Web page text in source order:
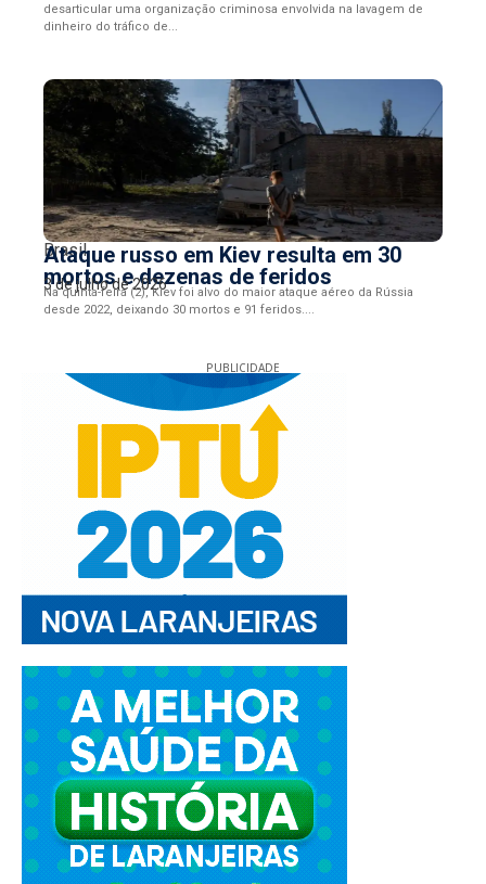
desarticular uma organização criminosa envolvida na lavagem de
dinheiro do tráfico de...
Brasil
Ataque russo em Kiev resulta em 30
mortos e dezenas de feridos
3 de julho de 2026
Na quinta-feira (2), Kiev foi alvo do maior ataque aéreo da Rússia
desde 2022, deixando 30 mortos e 91 feridos....
PUBLICIDADE